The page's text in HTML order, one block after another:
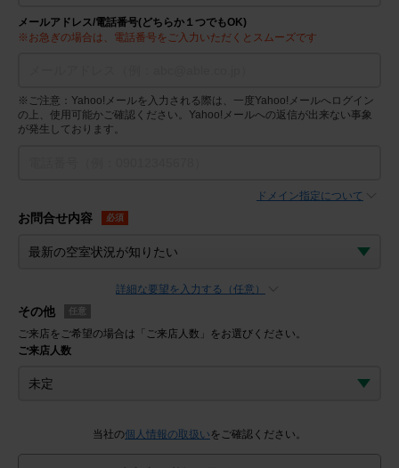
メールアドレス/電話番号(どちらか１つでもOK)
※お急ぎの場合は、電話番号をご入力いただくとスムーズです
※ご注意：Yahoo!メールを入力される際は、一度Yahoo!メールへログイン
の上、使用可能かご確認ください。Yahoo!メールへの返信が出来ない事象
が発生しております。
ドメイン指定について
お問合せ内容 必須
詳細な要望を入力する（任意）
その他 任意
ご来店をご希望の場合は「ご来店人数」をお選びください。
ご来店人数
当社の個人情報の取扱い をご確認ください。